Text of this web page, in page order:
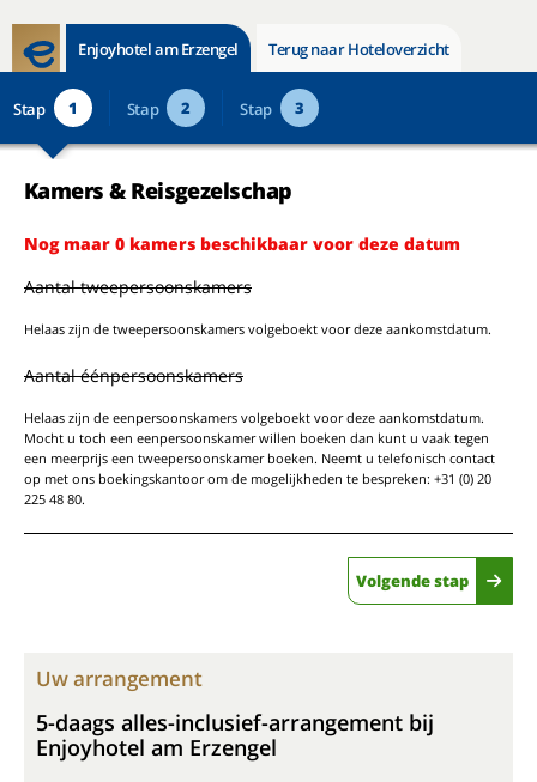
Enjoyhotel am Erzengel Terug naar Hoteloverzicht
Stap 1 Stap 2 Stap 3
Kamers & Reisgezelschap
Nog maar 0 kamers beschikbaar voor deze datum
Aantal tweepersoonskamers
Helaas zijn de tweepersoonskamers volgeboekt voor deze aankomstdatum.
Aantal éénpersoonskamers
Helaas zijn de eenpersoonskamers volgeboekt voor deze aankomstdatum.
Mocht u toch een eenpersoonskamer willen boeken dan kunt u vaak tegen
een meerprijs een tweepersoonskamer boeken. Neemt u telefonisch contact
op met ons boekingskantoor om de mogelijkheden te bespreken: +31 (0) 20
225 48 80.
Volgende stap
Uw arrangement
5-daags alles-inclusief-arrangement bij
Enjoyhotel am Erzengel